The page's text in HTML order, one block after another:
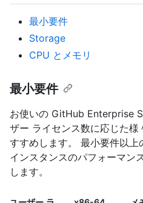
最小要件
Storage
CPU とメモリ
最小要件
お使いの GitHub Enterprise
ザー ライセンス数に応じた
すすめします。 最小要件以上
インスタンスのパフォーマン
します。